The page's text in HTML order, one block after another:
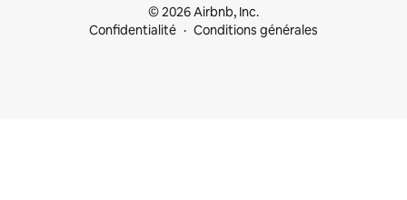
© 2026 Airbnb, Inc.
Confidentialité
Conditions générales